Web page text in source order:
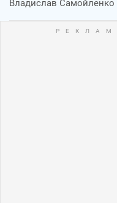
Владислав Самойленко